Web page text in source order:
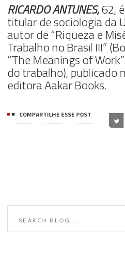
RICARDO ANTUNES,62,
titular de sociologia da
autor de “Riqueza e
Trabalho no Brasil III”
“The Meanings of
do trabalho), publicado
editora Aakar Books.
COMPARTILHE ESSE POST